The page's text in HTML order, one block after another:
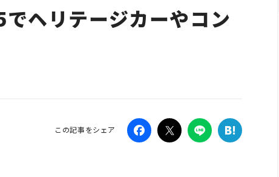
ヘリテージカーやコン
この記事をシェア
Series